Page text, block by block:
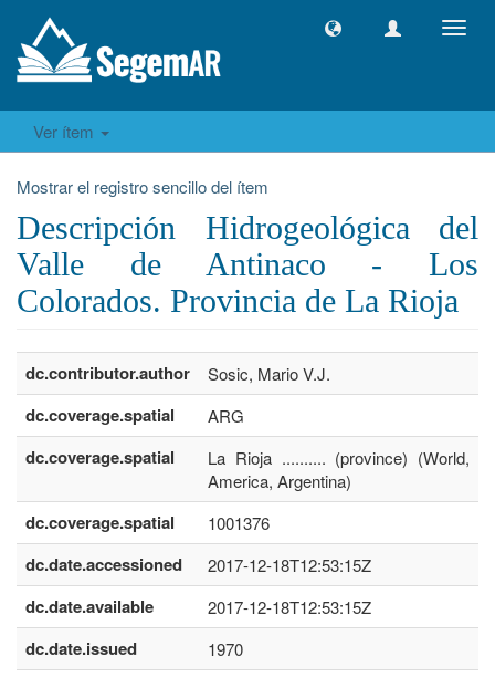
Ver ítem
Mostrar el registro sencillo del ítem
Descripción Hidrogeológica del
Valle de Antinaco - Los
Colorados. Provincia de La Rioja
dc.contributor.author Sosic, Mario V.J.
dc.coverage.spatial ARG
dc.coverage.spatial
La Rioja .......... (province) (World,
America, Argentina)
dc.coverage.spatial 1001376
dc.date.accessioned 2017-12-18T12:53:15Z
dc.date.available 2017-12-18T12:53:15Z
dc.date.issued 1970